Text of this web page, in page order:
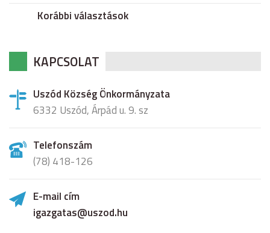
Korábbi választások
KAPCSOLAT
Uszód Község Önkormányzata
6332 Uszód, Árpád u. 9. sz
Telefonszám
(78) 418-126
E-mail cím
igazgatas@uszod.hu